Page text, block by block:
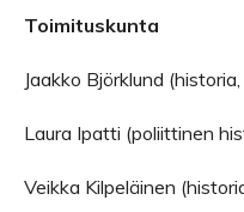
Toimituskunta
Jaakko Björklund
Laura Ipatti (poliittinen
Veikka Kilpeläinen